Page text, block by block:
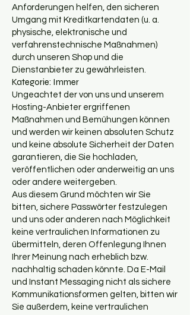
Anforderungen helfen, den sicheren
Umgang mit Kreditkartendaten (u. a.
physische, elektronische und
verfahrenstechnische Maßnahmen)
durch unseren Shop und die
Dienstanbieter zu gewährleisten.
Kategorie: Immer
Ungeachtet der von uns und unserem
Hosting-Anbieter ergriffenen
Maßnahmen und Bemühungen können
und werden wir keinen absoluten Schutz
und keine absolute Sicherheit der Daten
garantieren, die Sie hochladen,
veröffentlichen oder anderweitig an uns
oder andere weitergeben.
Aus diesem Grund möchten wir Sie
bitten, sichere Passwörter festzulegen
und uns oder anderen nach Möglichkeit
keine vertraulichen Informationen zu
übermitteln, deren Offenlegung Ihnen
Ihrer Meinung nach erheblich bzw.
nachhaltig schaden könnte. Da E-Mail
und Instant Messaging nicht als sichere
Kommunikationsformen gelten, bitten wir
Sie außerdem, keine vertraulichen